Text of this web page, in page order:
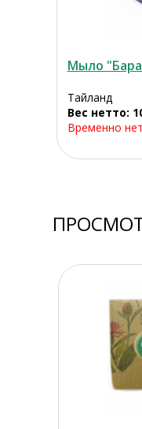
Мыло
Тайланд
Вес нетто:
Временно нет